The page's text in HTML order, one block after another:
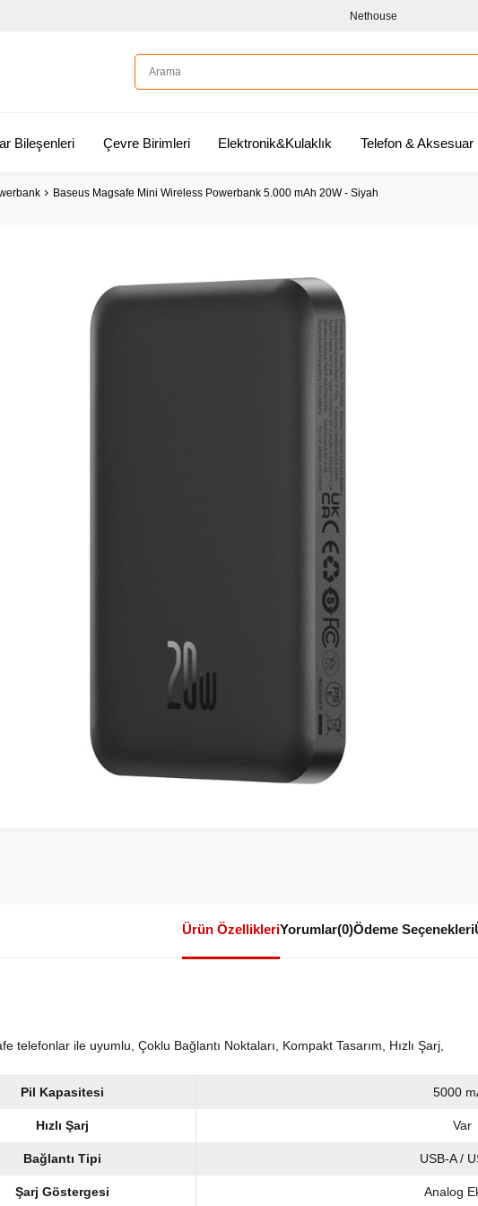
Nethouse
Bileşenleri Çevre Birimleri Elektronik&Kulaklık Telefon & Aksesuar
Baseus Magsafe Mini Wireless Powerbank 5.000 mAh 20W - Siyah
Ürün ÖzellikleriYorumlar(0)Ödeme Seçenekleri
telefonlar ile uyumlu, Çoklu Bağlantı Noktaları, Kompakt Tasarım, Hızlı Şarj,
Pil Kapasitesi 5000
Hızlı Şarj Var
Bağlantı Tipi USB-A /
Şarj Göstergesi Analog